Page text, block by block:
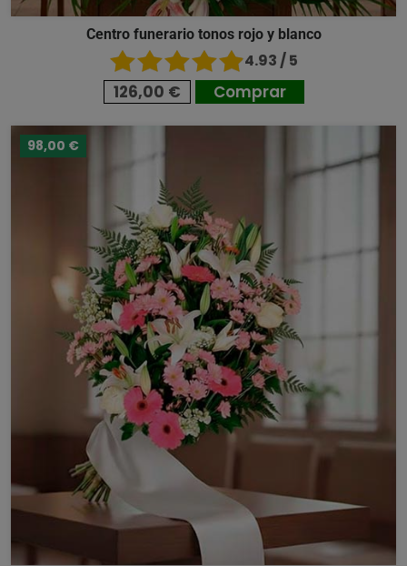
Centro funerario tonos rojo y blanco
4.93 / 5
126,00 € Comprar
98,00 €